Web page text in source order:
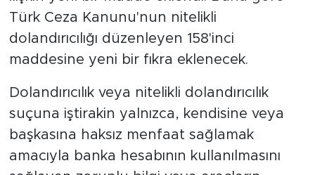
Türk Ceza Kanunu'nun nitelikli
dolandırıcılığı düzenleyen 158'inci
maddesine yeni bir fıkra eklenecek.
Dolandırıcılık veya nitelikli dolandırıcılık
suçuna iştirakin yalnızca, kendisine veya
başkasına haksız menfaat sağlamak
amacıyla banka hesabının kullanılmasını